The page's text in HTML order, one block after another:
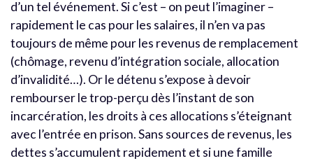
d’un tel événement. Si c’est – on peut l’imaginer –
rapidement le cas pour les salaires, il n’en va pas
toujours de même pour les revenus de remplacement
(chômage, revenu d’intégration sociale, allocation
d’invalidité…). Or le détenu s’expose à devoir
rembourser le trop-perçu dès l’instant de son
incarcération, les droits à ces allocations s’éteignant
avec l’entrée en prison. Sans sources de revenus, les
dettes s’accumulent rapidement et si une famille